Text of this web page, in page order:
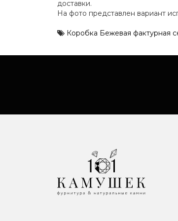
доставки.
На фото представлен вариант
Коробка Бежевая фактурная